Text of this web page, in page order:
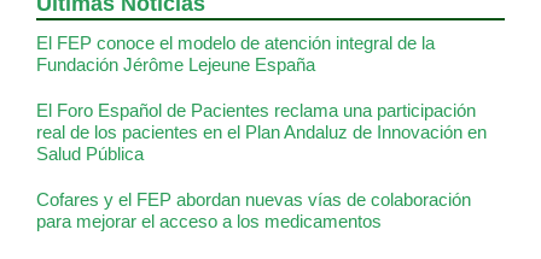
El FEP conoce el modelo de atención integral de la
Fundación Jérôme Lejeune España
El Foro Español de Pacientes reclama una participación
real de los pacientes en el Plan Andaluz de Innovación en
Salud Pública
Cofares y el FEP abordan nuevas vías de colaboración
para mejorar el acceso a los medicamentos